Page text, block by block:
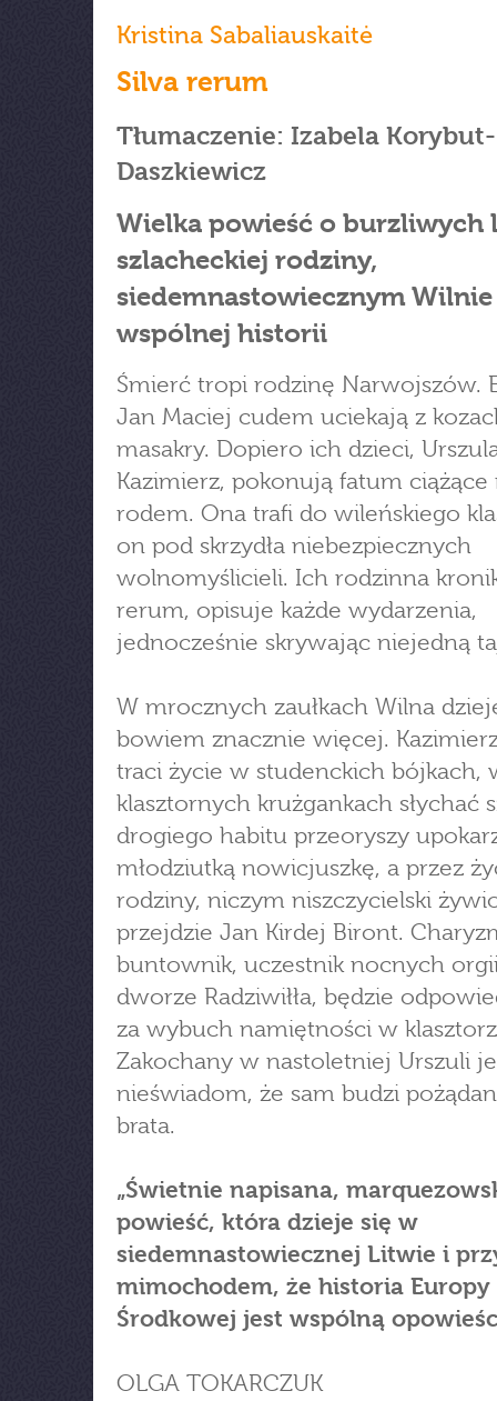
Kristina Sabaliauskaitė
Silva rerum
Tłumaczenie: Izabela Korybut-
Daszkiewicz
Wielka powieść o burzliwych
szlacheckiej rodziny,
siedemnastowiecznym Wilnie
wspólnej historii
Śmierć tropi rodzinę Narwojszów.
Jan Maciej cudem uciekają z
masakry. Dopiero ich dzieci,
Kazimierz, pokonują fatum ciążące
rodem. Ona trafi do wileńskiego
on pod skrzydła niebezpiecznych
wolnomyślicieli. Ich rodzinna
rerum, opisuje każde wydarzenia,
jednocześnie skrywając niejedną
W mrocznych zaułkach Wilna
bowiem znacznie więcej.
traci życie w studenckich bójkach,
klasztornych krużgankach słychać
drogiego habitu przeoryszy
młodziutką nowicjuszkę, a przez
rodziny, niczym niszczycielski
przejdzie Jan Kirdej Biront.
buntownik, uczestnik nocnych
dworze Radziwiłła, będzie
za wybuch namiętności w
Zakochany w nastoletniej Urszuli
nieświadom, że sam budzi
brata.
„Świetnie napisana,
powieść, która dzieje się w
siedemnastowiecznej Litwie i
mimochodem, że historia Europy
Środkowej jest wspólną
OLGA TOKARCZUK